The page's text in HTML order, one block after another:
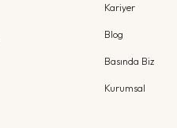
Kariyer
Blog
Basında Biz
Kurumsal